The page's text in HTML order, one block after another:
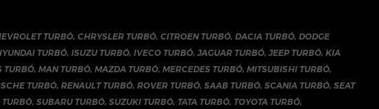
TURBÓ, CHRYSLER TURBÓ, CITROEN TURBÓ, DACIA TURBÓ, DODGE
TURBÓ, ISUZU TURBÓ, IVECO TURBÓ, JAGUAR TURBÓ, JEEP TURBÓ, KIA
TURBÓ, MAN TURBÓ, MAZDA TURBÓ, MERCEDES TURBÓ, MITSUBISHI TURBÓ,
TURBÓ, RENAULT TURBÓ, ROVER TURBÓ, SAAB TURBÓ, SCANIA TURBÓ, SEAT
TURBÓ, SUBARU TURBÓ, SUZUKI TURBÓ, TATA TURBÓ, TOYOTA TURBÓ,